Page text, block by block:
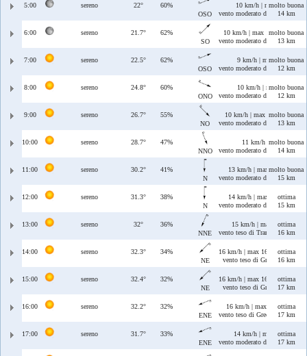
5:00 sereno 22°
60%
OSO
10 km/h | max 12 km/h
vento moderato di Libeccio/
molto buona
14 km
6:00 sereno 21.7°
62%
SO
10 km/h | max 11 km/h
vento moderato di Libeccio
molto buona
13 km
7:00 sereno 22.5°
62%
OSO
9 km/h | max 10 km/h
vento moderato di Libeccio/
molto buona
12 km
8:00 sereno 24.8°
60%
ONO
10 km/h | max 10 km/h
vento moderato di Ponente/
molto buona
12 km
9:00 sereno 26.7°
55%
NO
10 km/h | max 10 km/h
vento moderato di Maestrale
molto buona
13 km
10:00 sereno 28.7°
47%
NNO
11 km/h | max 11 km/
vento moderato di Maestrale/
molto buona
14 km
11:00 sereno 30.2°
41%
N
13 km/h | max 13 km/h
vento moderato di Tramontana
molto buona
15 km
12:00 sereno 31.3°
38%
N
14 km/h | max 14 km/h
vento moderato di Tramontana
ottima
15 km
13:00 sereno 32°
36%
NNE
15 km/h | max 15 km/h
vento teso di Tramontana/
ottima
16 km
14:00 sereno 32.3°
34%
NE
16 km/h | max 16 km/h
vento teso di Grecale
ottima
16 km
15:00 sereno 32.4°
32%
NE
16 km/h | max 16 km/h
vento teso di Grecale
ottima
17 km
16:00 sereno 32.2°
32%
ENE
16 km/h | max 16 km/h
vento teso di Grecale/Levante
ottima
17 km
17:00 sereno 31.7°
33%
ENE
14 km/h | max 14 km/h
vento moderato di Grecale/
ottima
17 km